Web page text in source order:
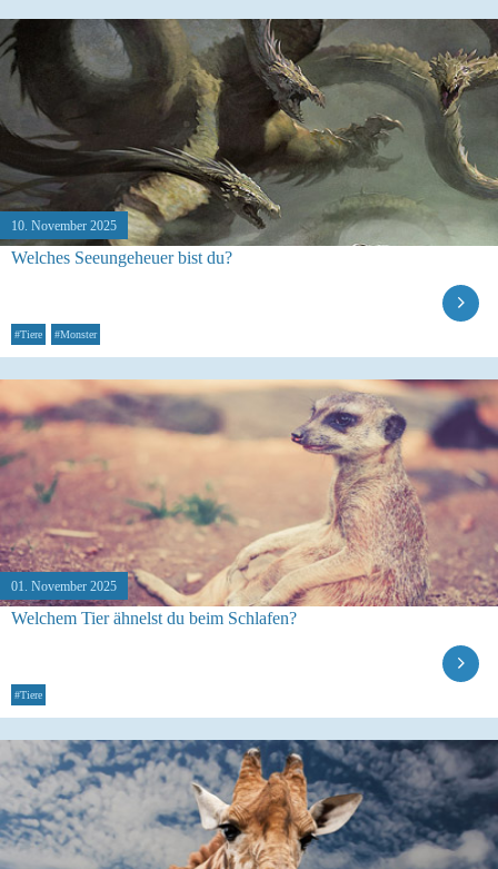
10. November 2025
Welches Seeungeheuer bist du?
#Tiere #Monster
01. November 2025
Welchem Tier ähnelst du beim Schlafen?
#Tiere